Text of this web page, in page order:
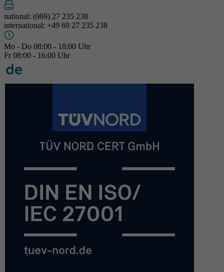
national: (069) 27 235 238
international: +49 69 27 235 238
Mo - Do 08:00 - 18:00 Uhr
Fr 08:00 - 16:00 Uhr